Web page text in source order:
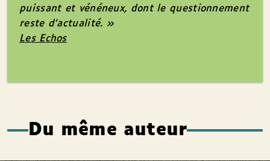
puissant et vénéneux, dont le questionnement
reste d’actualité. »
Les Echos
Du même auteur